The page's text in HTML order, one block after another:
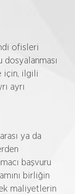
ofisleri
için, ilgili
ayrı
ya da
başvuru
birliğin
maliyetlerin